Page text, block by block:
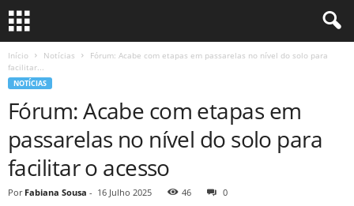
Início Notícias
Fórum: Acabe com etapas em passarelas no nível do solo para
facilitar...
NOTÍCIAS
Fórum: Acabe com etapas em
passarelas no nível do solo para
facilitar o acesso
Por Fabiana Sousa - 16 Julho 2025 46 0